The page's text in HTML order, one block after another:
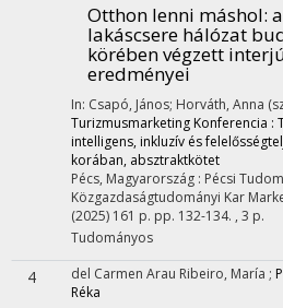
Otthon lenni máshol:
lakáscsere hálózat
körében végzett
eredményei
In: Csapó, János; Horváth, Anna
Turizmusmarketing Konferencia :
intelligens, inkluzív és
korában, absztraktkötet
Pécs, Magyarország : Pécsi
Közgazdaságtudományi Kar
(2025) 161 p. pp. 132-134. , 3 p.
Tudományos
4 del Carmen Arau Ribeiro, María ;
Réka